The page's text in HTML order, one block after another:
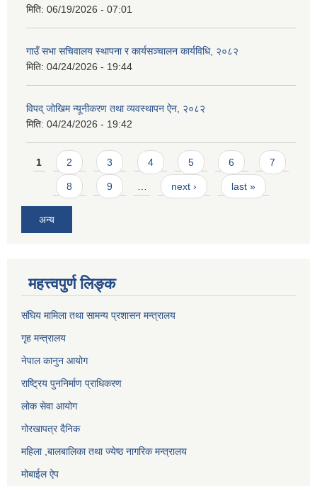
मिति: 06/19/2026 - 07:01
गाउँ सभा सचिवालय स्थापना र कार्यसञ्चालन कार्यविधि, २०८२
मिति: 04/24/2026 - 19:44
विपद् जोखिम न्यूनीकरण तथा व्यवस्थापन ऐन, २०८२
मिति: 04/24/2026 - 19:42
Pages
1 2 3 4 5 6 7
8 9 next › last »
अन्य
महत्त्वपुर्ण लिङ्क
संघिय मामिला तथा सामन्य प्रशासन मन्त्रालय
गृह मन्त्रालय
नेपाल कानुन आयोग
राष्ट्रिय पुननिर्माण प्राधिकरण
लोक सेवा आयोग
गोरखापत्र दैनिक
महिला ,बालबालिका तथा ज्येष्ठ नागरिक मन्त्रालय
मोबाईल ऐप